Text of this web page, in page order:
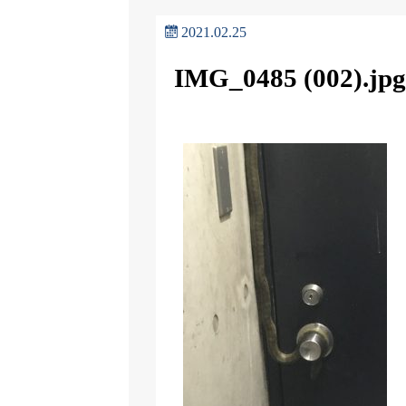
2021.02.25
IMG_0485